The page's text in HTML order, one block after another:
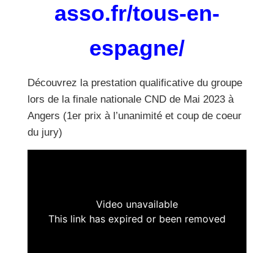
asso.fr/tous-en-
espagne/
Découvrez la prestation qualificative du groupe
lors de la finale nationale CND de Mai 2023 à
Angers (1er prix à l’unanimité et coup de coeur
du jury)